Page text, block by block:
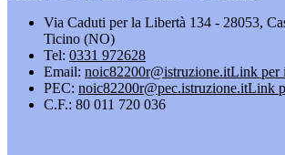
Via Caduti per la Libertà 134 - 28053,
Ticino (NO)
Tel: 0331 972628
Email: noic82200r@istruzione.itLink per
PEC: noic82200r@pec.istruzione.itLink
C.F.: 80 011 720 036